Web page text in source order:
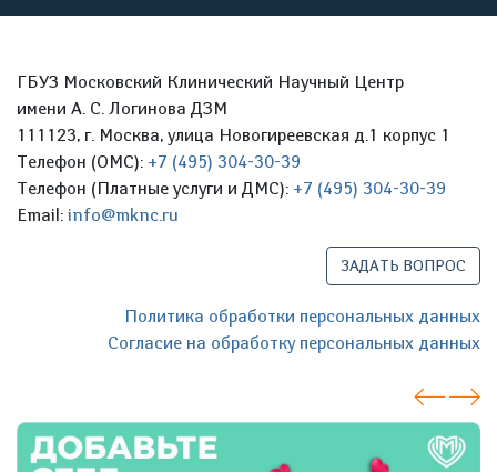
ГБУЗ Московский Клинический Научный Центр
имени А. С. Логинова ДЗМ
111123, г. Москва, улица Новогиреевская д.1 корпус 1
Телефон (ОМС): +7 (495) 304-30-39
Телефон (Платные услуги и ДМС): +7 (495) 304-30-39
Email: info@mknc.ru
ЗАДАТЬ ВОПРОС
Политика обработки персональных данных
Согласие на обработку персональных данных